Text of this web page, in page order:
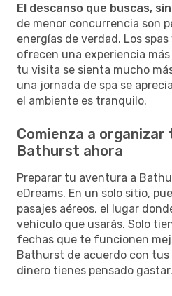
El descanso que buscas,
de menor concurrencia son
energías de verdad. Los
ofrecen una experiencia
tu visita se sienta mucho
una jornada de spa se
el ambiente es tranquilo.
Comienza a organizar
Bathurst ahora
Preparar tu aventura a
eDreams. En un solo sitio,
pasajes aéreos, el lugar
vehículo que usarás. Solo
fechas que te funcionen
Bathurst de acuerdo con
dinero tienes pensado gastar.